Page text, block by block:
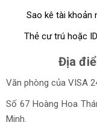
Sao kê tài khoản
Thẻ cư trú hoặc
Địa
Văn phòng của VISA
Số 67 Hoàng Hoa
Minh.